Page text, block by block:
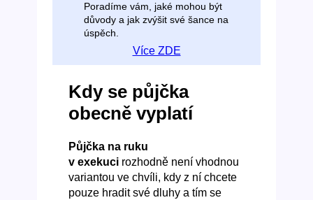
Poradíme vám, jaké mohou být
důvody a jak zvýšit své šance na
úspěch.
Více ZDE
Kdy se půjčka
obecně vyplatí
Půjčka na ruku
v exekucirozhodně není vhodnou
variantou ve chvíli, kdy z ní chcete
pouze hradit své dluhy a tím se